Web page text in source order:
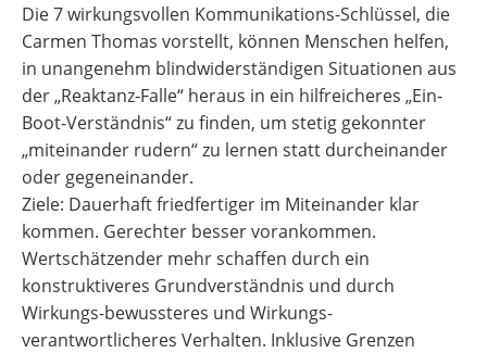
Die 7 wirkungsvollen Kommunikations-Schlüssel, die
Carmen Thomas vorstellt, können Menschen helfen,
in unangenehm blindwiderständigen Situationen aus
der „Reaktanz-Falle“ heraus in ein hilfreicheres „Ein-
Boot-Verständnis“ zu finden, um stetig gekonnter
„miteinander rudern“ zu lernen statt durcheinander
oder gegeneinander.
Ziele: Dauerhaft friedfertiger im Miteinander klar
kommen. Gerechter besser vorankommen.
Wertschätzender mehr schaffen durch ein
konstruktiveres Grundverständnis und durch
Wirkungs-bewussteres und Wirkungs-
verantwortlicheres Verhalten. Inklusive Grenzen